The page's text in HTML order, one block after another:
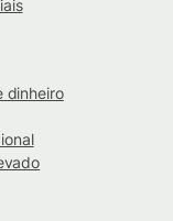
dinheiro